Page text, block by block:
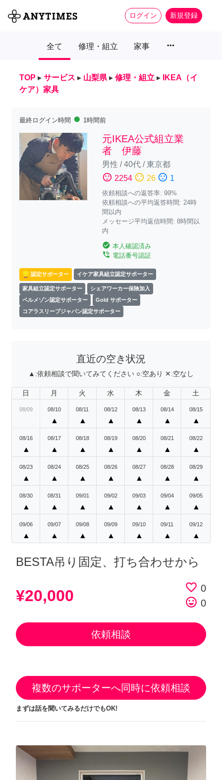
ログイン 新規登録
全て 修理・組立 家事 more_horiz
TOP ▸ サービス ▸ 山梨県 ▸ 修理・組立 ▸
IKEA（イ
ケア）家具
最終ログイン時間 fiber_manual_record 1時間前
元IKEA公式組立業
者 伊藤
男性 /40代/東京都
sentiment_satisfied 2254 sentiment_neutral 26 sentiment_dissatisfied 1
依頼相談への返答率: 99%
依頼相談への平均返答時間: 24時
間以内
メッセージ平均返信時間: 8時間以
内
check_circle 本人確認済み
phone_in_talk 電話番号認証
認定サポーター イケア家具組立認定サポーター
家具組立認定サポーター
シェアワーカー保険加入
ベルメゾン認定サポーター
Gold サポーター
コアラスリープジャパン認定サポーター
直近の空き状況
▲:依頼相談で聞いてみてください ○:空あり ✕:空なし
日 月 火 水 木 金 土
08/09 08/10
▲
08/11
▲
08/12
▲
08/13
▲
08/14
▲
08/15
▲
08/16
▲
08/17
▲
08/18
▲
08/19
▲
08/20
▲
08/21
▲
08/22
▲
08/23
▲
08/24
▲
08/25
▲
08/26
▲
08/27
▲
08/28
▲
08/29
▲
08/30
▲
08/31
▲
09/01
▲
09/02
▲
09/03
▲
09/04
▲
09/05
▲
09/06
▲
09/07
▲
09/08
▲
09/09
▲
09/10
▲
09/11
▲
09/12
▲
BESTA吊り固定、打ち合わせから
¥20,000 favorite_border 0
tag_faces 0
依頼相談
複数のサポーターへ同時に依頼相談
まずは話を聞いてみるだけでもOK!